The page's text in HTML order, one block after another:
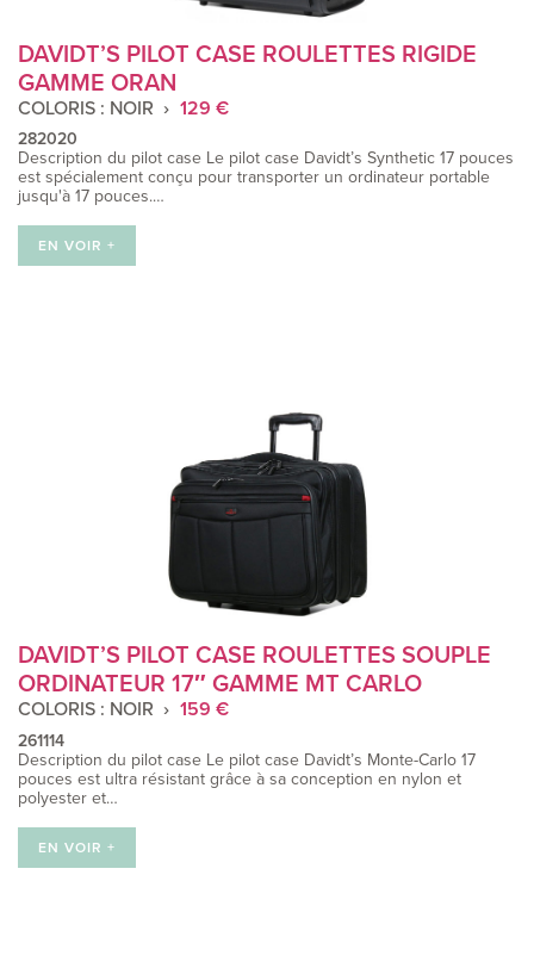
DAVIDT’S PILOT CASE ROULETTES RIGIDE
GAMME ORAN
COLORIS : NOIR 129 €
282020
Description du pilot case Le pilot case Davidt’s Synthetic 17 pouces
est spécialement conçu pour transporter un ordinateur portable
jusqu'à 17 pouces.…
EN VOIR +
DAVIDT’S PILOT CASE ROULETTES SOUPLE
ORDINATEUR 17″ GAMME MT CARLO
COLORIS : NOIR 159 €
261114
Description du pilot case Le pilot case Davidt’s Monte-Carlo 17
pouces est ultra résistant grâce à sa conception en nylon et
polyester et…
EN VOIR +